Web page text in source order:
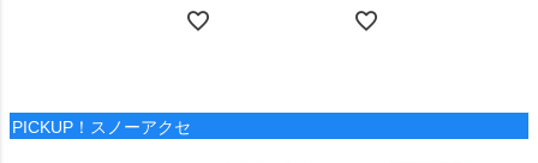
PICKUP！スノーアクセ